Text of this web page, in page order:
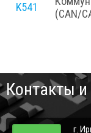
K541
(CAN/
Контакты
г.